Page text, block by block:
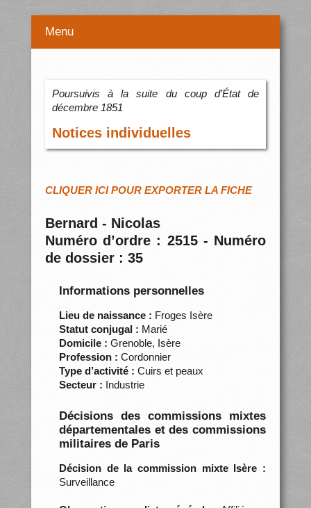
Menu
Poursuivis à la suite du coup d’État de
décembre 1851
Notices individuelles
CLIQUER ICI POUR EXPORTER LA FICHE
Bernard - Nicolas
Numéro d’ordre : 2515 - Numéro
de dossier : 35
Informations personnelles
Lieu de naissance : Froges Isère
Statut conjugal : Marié
Domicile : Grenoble, Isère
Profession : Cordonnier
Type d’activité : Cuirs et peaux
Secteur : Industrie
Décisions des commissions mixtes
départementales et des commissions
militaires de Paris
Décision de la commission mixte Isère :
Surveillance